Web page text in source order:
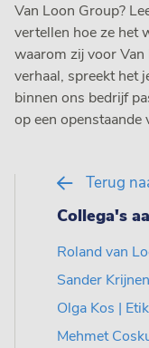
Van Loon Group?
vertellen hoe ze het
waarom zij voor
verhaal, spreekt het
binnen ons bedrijf
op een
Terug
Collega's
Roland van
Sander
Olga Kos |
Mehmet